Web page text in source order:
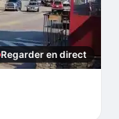
Regarder en direct